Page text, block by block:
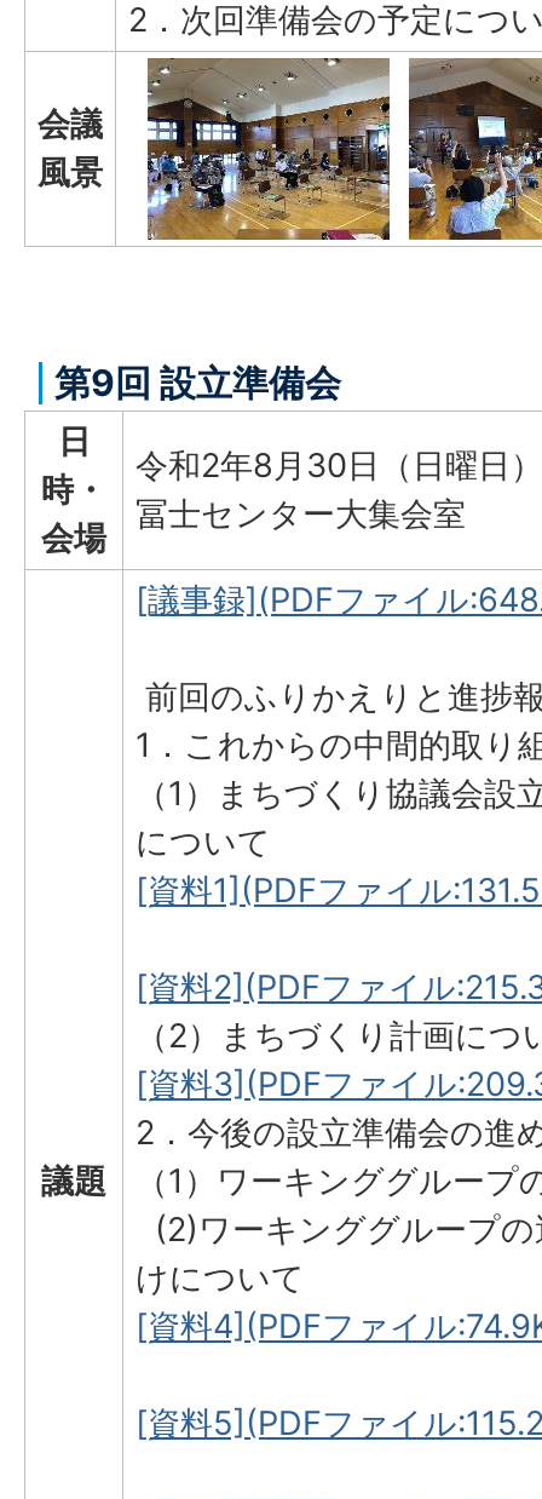
2．次回準備会の予定につ
会議
風景
第9回 設立準備会
日
時・
会場
令和2年8月30日（日曜日
冨士センター大集会室
議題
[議事録](PDFファイル
前回のふりかえりと進捗
1．これからの中間的取り
（1）まちづくり協議会
について
[資料1](PDFファイル
[資料2](PDFファイル
（2）まちづくり計画につ
[資料3](PDFファイル
2．今後の設立準備会の進
（1）ワーキンググループ
(2)ワーキンググループ
けについて
[資料4](PDFファイル
[資料5](PDFファイル